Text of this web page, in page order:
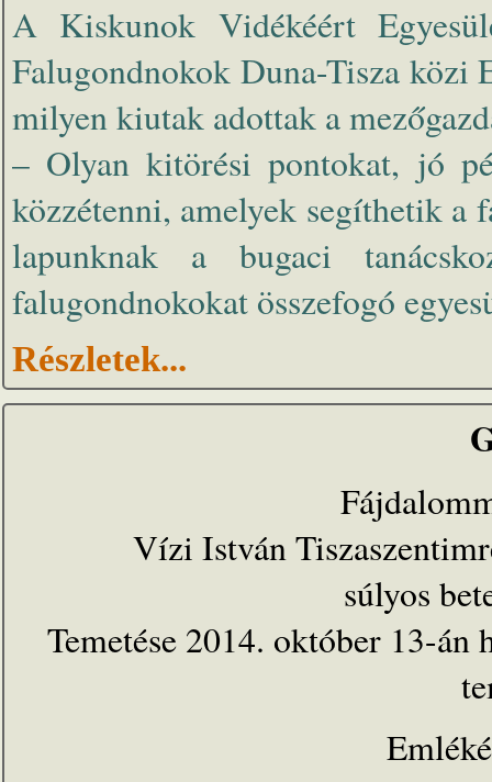
A Kiskunok Vidékéért
Falugondnokok Duna-Tisza közi
milyen kiutak adottak a
– Olyan kitörési pontokat, jó
közzétenni, amelyek segíthetik a
lapunknak a bugaci
falugondnokokat összefogó
Részletek...
Vízi István
súlyos
Temetése 2014. október 13-